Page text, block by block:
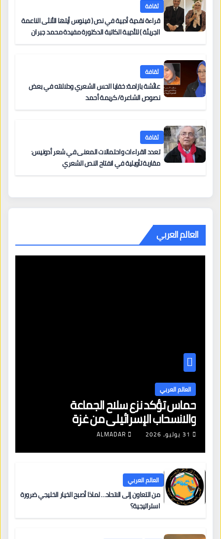
ثقافة
قراءة نقدية أدبية في نص ( فينوس أيتها الأنثى الناعمة
الجريئة ) للأديبة الكاتبة الدكتورة مفيدة محمد جبران
ثقافة
عائشة بازامة: خفايا الحس الشعري ودلالاته في بعض
نصوص الشاعرة/ كريمة أحمد
ثقافة
تعدد القراءات واحتمالات المعنى في شعر أدونيس:
مقاربة تأويلية في انفتاح النص الشعري
العالم العربي
العالم العربي
حماس تؤكد نزع سلاح الجماعة
والانسحاب الإسرائيلي من غزة
31 يوليو، 2026 ALMADAR
العالم العربي
من التعاون إلى الاتحاد… لماذا أصبح الخيار الخليجي ضرورة
استراتيجية؟